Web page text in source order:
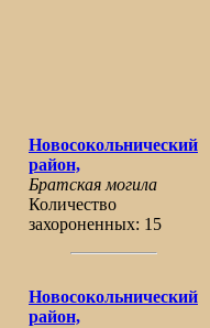
Новосокольнический
район,
Братская могила
Количество
захороненных: 15
Новосокольнический
район,